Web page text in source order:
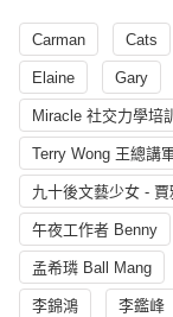
Carman Cats
Elaine Gary
Miracle 社交力學培
Terry Wong 王總講
九十後文藝少女 - 賈
午夜工作者 Benny
孟希璘 Ball Mang
李錦鴻 李鑑峰